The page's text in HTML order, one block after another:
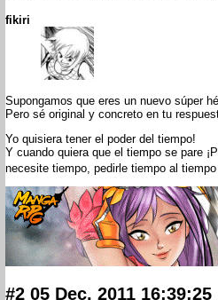
fikiri
Supongamos que eres un nuevo súper
Pero sé original y concreto en tu
Yo quisiera tener el poder del tiempo!
Y cuando quiera que el tiempo se pare
necesite tiempo, pedirle tiempo al tiempo
#2 05 Dec, 2011 16:39:25